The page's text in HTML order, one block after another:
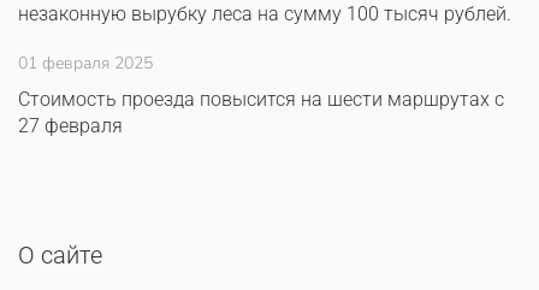
незаконную вырубку леса на сумму 100 тысяч рублей.
01 февраля 2025
Стоимость проезда повысится на шести маршрутах с
27 февраля
О сайте